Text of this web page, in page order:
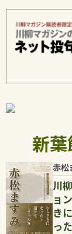
新
赤松
川
ョ
き
っ